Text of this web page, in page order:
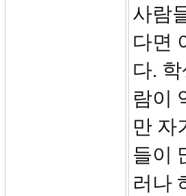
사람
다면
다.
람이
만 자
들이
러나